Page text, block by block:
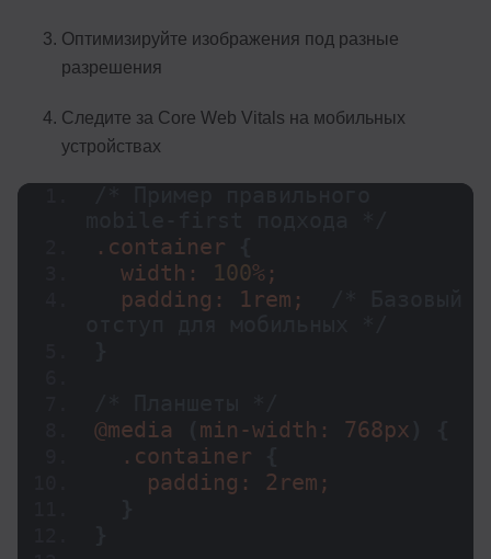
Оптимизируйте изображения под разные
разрешения
Следите за Core Web Vitals на мобильных
устройствах
.container
  width:
100%;
  padding: 1rem;
@media min-width: 768px
  .container
    padding: 2rem;